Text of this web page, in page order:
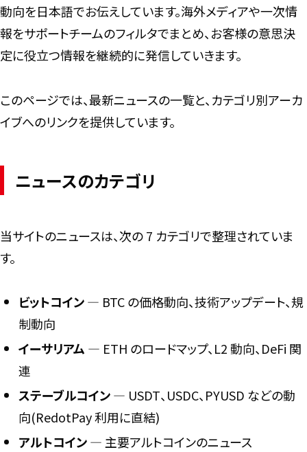
動向を日本語でお伝えしています。海外メディアや一次情
報をサポートチームのフィルタでまとめ、お客様の意思決
定に役立つ情報を継続的に発信していきます。
このページでは、最新ニュースの一覧と、カテゴリ別アーカ
イブへのリンクを提供しています。
ニュースのカテゴリ
当サイトのニュースは、次の 7 カテゴリで整理されていま
す。
ビットコイン― BTC の価格動向、技術アップデート、規
制動向
イーサリアム ― ETH のロードマップ、L2 動向、DeFi 関
連
ステーブルコイン― USDT、USDC、PYUSD などの動
向(RedotPay 利用に直結)
アルトコイン― 主要アルトコインのニュース